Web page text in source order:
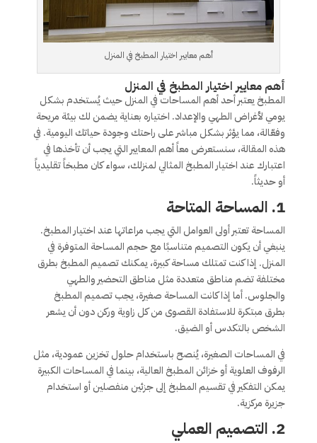
أهم معايير اختيار المطبخ في المنزل
أهم معايير اختيار المطبخ في المنزل
المطبخ يعتبر أحد أهم المساحات في المنزل حيث يُستخدم بشكل
يومي لأغراض الطهي والإعداد. اختياره بعناية يضمن لك بيئة مريحة
وفعّالة، مما يؤثر بشكل مباشر على راحتك وجودة حياتك اليومية. في
هذه المقالة، سنستعرض معاً أهم المعايير التي يجب أن تأخذها في
اعتبارك عند اختيار المطبخ المثالي لمنزلك، سواء كان مطبخاً تقليدياً
أو حديثاً.
1. المساحة المتاحة
المساحة تعتبر أولى العوامل التي يجب مراعاتها عند اختيار المطبخ.
ينبغي أن يكون التصميم متناسبًا مع حجم المساحة المتوفرة في
المنزل. إذا كنت تمتلك مساحة كبيرة، يمكنك تصميم المطبخ بطرق
مختلفة تضم مناطق متعددة مثل مناطق التحضير والطهي
والجلوس. أما إذا كانت المساحة صغيرة، يجب تصميم المطبخ
بطرق مبتكرة للاستفادة القصوى من كل زاوية وركن دون أن يشعر
الشخص بالتكدس أو الضيق.
في المساحات الصغيرة، يُنصح باستخدام حلول تخزين عمودية، مثل
الرفوف العلوية أو خزائن المطبخ العالية، بينما في المساحات الكبيرة
يمكن التفكير في تقسيم المطبخ إلى جزئين منفصلين أو استخدام
جزيرة مركزية.
2. التصميم العملي